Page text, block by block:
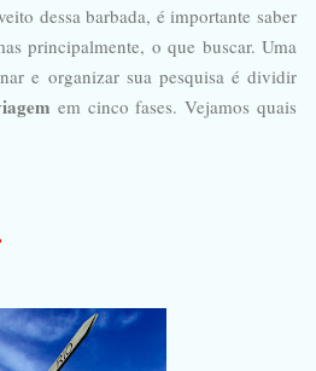
dessa barbada, é importante saber
principalmente, o que buscar. Uma
e organizar sua pesquisa é dividir
em cinco fases. Vejamos quais